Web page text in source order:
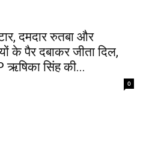
दमदार रुतबा और
के पैर दबाकर जीता दिल,
ऋषिका सिंह की...
0